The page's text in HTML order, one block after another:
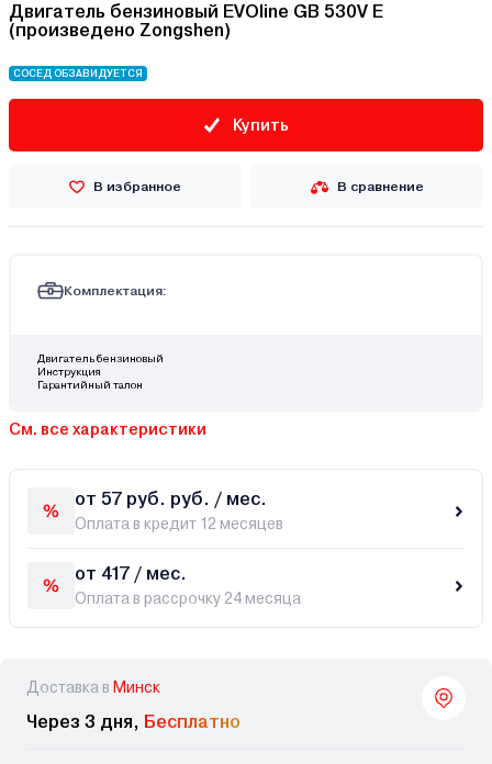
Двигатель бензиновый EVOline GB 530V E
(произведено Zongshen)
СОСЕД ОБЗАВИДУЕТСЯ
Купить
В избранное В сравнение
Комплектация:
Двигатель бензиновый
Инструкция
Гарантийный талон
См. все характеристики
от 57 руб. руб. / мес.
Оплата в кредит 12 месяцев
от 417 / мес.
Оплата в рассрочку 24 месяца
Доставка в Минск
Через 3 дня, Бесплатно